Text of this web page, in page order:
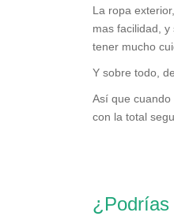
La ropa
mas facilidad,
tener mucho
Y sobre todo,
Así que cuando
con la total
¿Podrías